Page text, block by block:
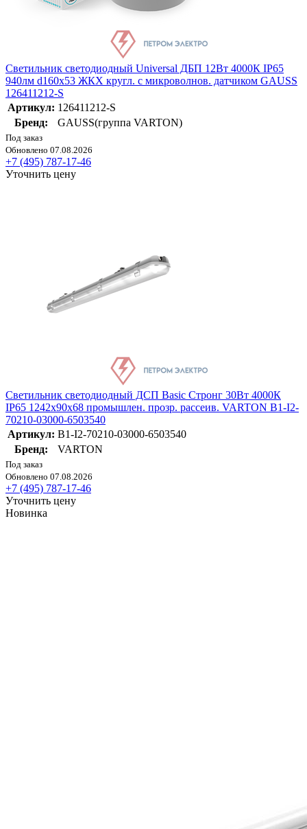
Светильник светодиодный Universal ДБП 12Вт 4000К IP65
940лм d160х53 ЖКХ кругл. с микроволнов. датчиком GAUSS
126411212-S
Артикул: 126411212-S
Бренд:
GAUSS(группа VARTON)
Под заказ
Обновлено 07.08.2026
+7 (495) 787-17-46
Уточнить цену
Светильник светодиодный ДСП Basic Стронг 30Вт 4000К
IP65 1242х90х68 промышлен. прозр. рассеив. VARTON B1-I2-
70210-03000-6503540
Артикул: B1-I2-70210-03000-6503540
Бренд:
VARTON
Под заказ
Обновлено 07.08.2026
+7 (495) 787-17-46
Уточнить цену
Новинка